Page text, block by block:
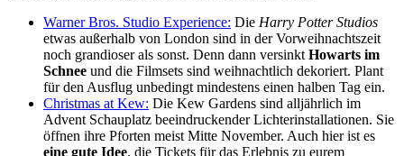
Warner Bros. Studio Experience: Die Harry Potter Studios
etwas außerhalb von London sind in der Vorweihnachtszeit
noch grandioser als sonst. Denn dann versinkt Howarts im
Schnee und die Filmsets sind weihnachtlich dekoriert. Plant
für den Ausflug unbedingt mindestens einen halben Tag ein.
Christmas at Kew: Die Kew Gardens sind alljährlich im
Advent Schauplatz beeindruckender Lichterinstallationen. Sie
öffnen ihre Pforten meist Mitte November. Auch hier ist es
eine gute Idee, die Tickets für das Erlebnis zu eurem